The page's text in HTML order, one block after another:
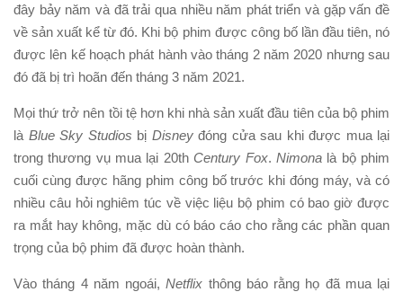
đây bảy năm và đã trải qua nhiều năm phát triển và gặp vấn đề
về sản xuất kể từ đó. Khi bộ phim được công bố lần đầu tiên, nó
được lên kế hoạch phát hành vào tháng 2 năm 2020 nhưng sau
đó đã bị trì hoãn đến tháng 3 năm 2021.
Mọi thứ trở nên tồi tệ hơn khi nhà sản xuất đầu tiên của bộ phim
là Blue Sky Studios bị Disneyđóng cửa sau khi được mua lại
trong thương vụ mua lại 20th Century Fox. Nimonalà bộ phim
cuối cùng được hãng phim công bố trước khi đóng máy, và có
nhiều câu hỏi nghiêm túc về việc liệu bộ phim có bao giờ được
ra mắt hay không, mặc dù có báo cáo cho rằng các phần quan
trọng của bộ phim đã được hoàn thành.
Vào tháng 4 năm ngoái, Netflix thông báo rằng họ đã mua lại